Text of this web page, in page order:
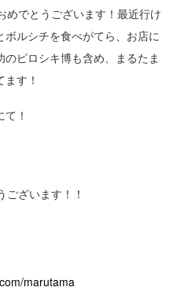
めでとうございます！最近行け
ルシチを食べがてら、お店に
ピロシキ博も含め、まるたま
す！
！
ざいます！！
marutama